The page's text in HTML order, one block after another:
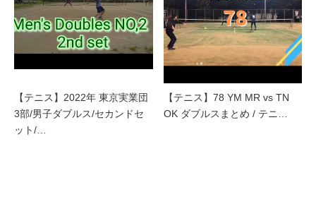
【テニス】2022年 東京実業団
3部/男子ダブルス/セカンドセ
ット/…
【テニス】78 YM MR vs TN
OK ダブルスまとめ / テニ…